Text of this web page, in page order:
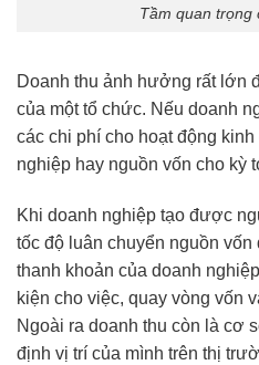
Tầm quan trọng
Doanh thu ảnh hưởng rất lớn
của một tổ chức. Nếu doanh
các chi phí cho hoạt động
nghiệp hay nguồn vốn cho kỳ
Khi doanh nghiệp tạo được
tốc độ luân chuyển nguồn
thanh khoản của doanh
kiện cho việc, quay vòng vốn
Ngoài ra doanh thu còn là cơ
định vị trí của mình trên thị